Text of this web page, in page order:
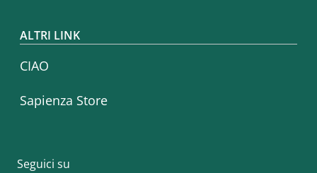
ALTRI LINK
CIAO
Sapienza Store
Seguici su